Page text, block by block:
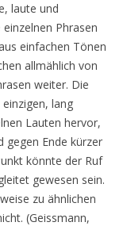
laute und
Phrasen
einfachen Tönen
allmählich von
weiter. Die
lang
Lauten hervor,
gegen Ende kürzer
könnte der Ruf
gewesen sein.
zu ähnlichen
(Geissmann,